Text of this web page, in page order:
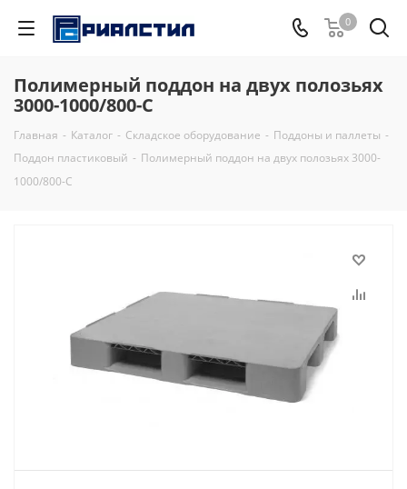
0
Полимерный поддон на двух полозьях
3000-1000/800-С
Главная - Каталог - Складское оборудование - Поддоны и паллеты -
Поддон пластиковый - Полимерный поддон на двух полозьях 3000-
1000/800-С